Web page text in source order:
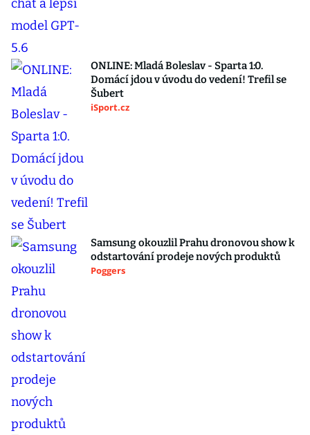
ONLINE: Mladá Boleslav - Sparta 1:0.
Domácí jdou v úvodu do vedení! Trefil se
Šubert
iSport.cz
Samsung okouzlil Prahu dronovou show k
odstartování prodeje nových produktů
Poggers